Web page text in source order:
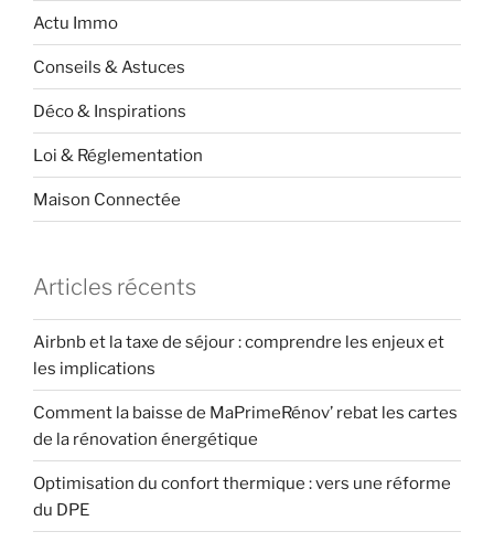
Actu Immo
Conseils & Astuces
Déco & Inspirations
Loi & Réglementation
Maison Connectée
Articles récents
Airbnb et la taxe de séjour : comprendre les enjeux et
les implications
Comment la baisse de MaPrimeRénov’ rebat les cartes
de la rénovation énergétique
Optimisation du confort thermique : vers une réforme
du DPE